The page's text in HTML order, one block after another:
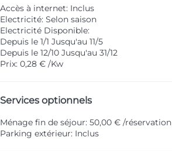
Accès à internet: Inclus
Electricité: Selon saison
Electricité Disponible:
Depuis le 1/1 Jusqu'au 11/5
Depuis le 12/10 Jusqu'au 31/12
Prix: 0,28 € /Kw
Services optionnels
Ménage fin de séjour: 50,00 € /réservation
Parking extérieur: Inclus